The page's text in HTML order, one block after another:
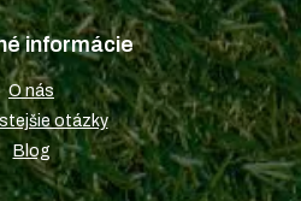
informácie
O nás
otázky
Blog